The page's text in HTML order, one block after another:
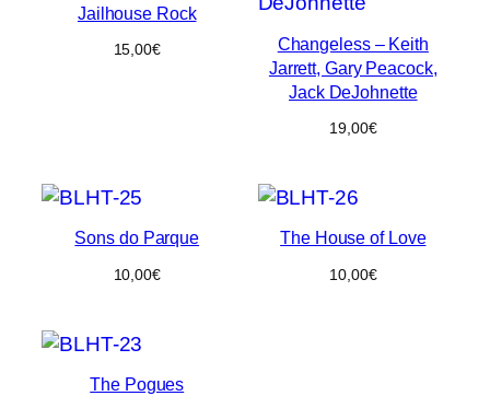
Jailhouse Rock
15,00€
Changeless – Keith
Jarrett, Gary Peacock,
Jack DeJohnette
19,00€
Sons do Parque
10,00€
The House of Love
10,00€
The Pogues